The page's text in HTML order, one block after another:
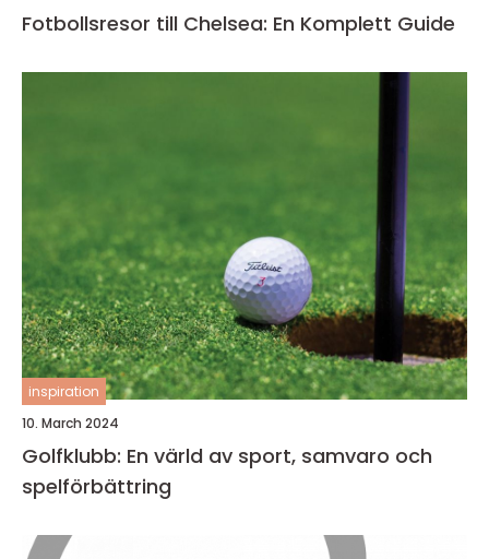
Fotbollsresor till Chelsea: En Komplett Guide
inspiration
10. March 2024
Golfklubb: En värld av sport, samvaro och
spelförbättring